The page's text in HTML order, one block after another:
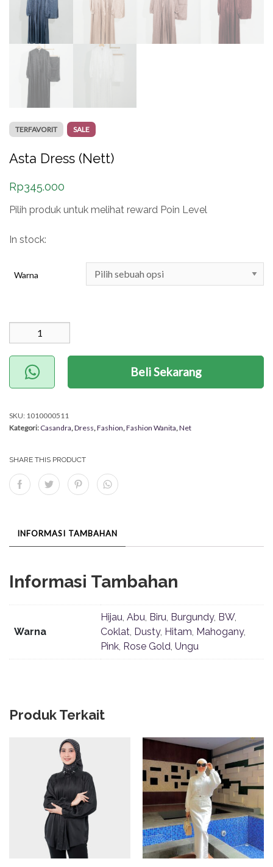
TERFAVORIT SALE
Asta Dress (Nett)
Rp345.000
Pilih produk untuk melihat reward Poin Level
In stock:
Warna
Beli Sekarang
SKU: 1010000511
Kategori: Casandra, Dress, Fashion, Fashion Wanita, Net
SHARE THIS PRODUCT
INFORMASI TAMBAHAN
Informasi Tambahan
Warna
Hijau, Abu, Biru, Burgundy, BW,
Coklat, Dusty, Hitam, Mahogany,
Pink, Rose Gold, Ungu
Produk Terkait